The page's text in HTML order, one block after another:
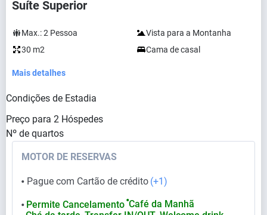
Suíte Superior
Max.:2 Pessoa
Vista para a Montanha
30 m2
Cama de casal
Mais detalhes
Condições de Estadia
Preço para 2 Hóspedes
Nº de quartos
MOTOR DE RESERVAS
⬤ Pague com Cartão de crédito (+1)
⬤ Permite Cancelamento ⬤Café da Manhã